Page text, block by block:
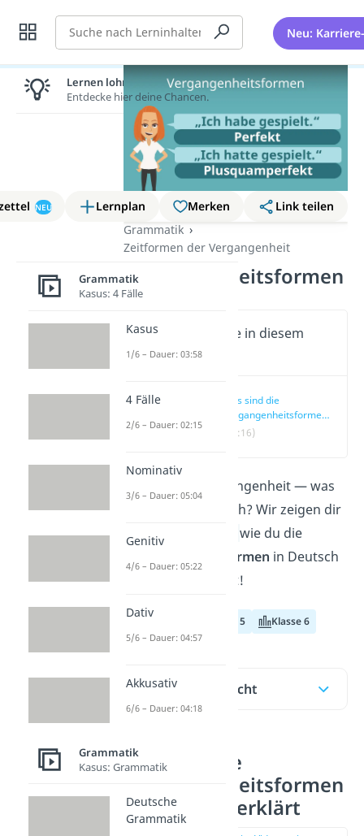
Suche Neu:
NEU Lernplan Merken
Link teilen
Grammatik
Zeitformen der Vergangenheit
Vergangenheitsformen
Wichtige Inhalte in diesem
Video
Was sind die
Vergangenheitsformen?
— einfach erklärt
(00:16)
1., 2., und 3. Vergangenheit — was
war das noch gleich? Wir zeigen dir
hier und im
wie du die
Vergangenheitsformen in Deutsch
richtig verwendest!
Klasse 4 Klasse 5 Klasse 6
Inhaltsübersicht
Was sind die
Vergangenheitsformen
? — einfach erklärt
Lernen lohnt sich!
Entdecke hier deine Chancen.
Grammatik
Kasus: 4 Fälle
Kasus
1/6 – Dauer: 03:58
4 Fälle
2/6 – Dauer: 02:15
Nominativ
3/6 – Dauer: 05:04
Genitiv
4/6 – Dauer: 05:22
Dativ
5/6 – Dauer: 04:57
Akkusativ
6/6 – Dauer: 04:18
Grammatik
Kasus: Grammatik
Deutsche
Grammatik